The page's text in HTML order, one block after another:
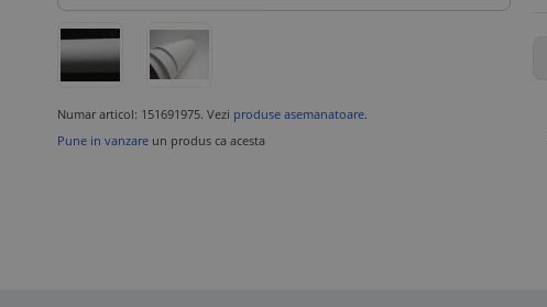
Numar articol: 151691975. Vezi produse asemanatoare.
Pune in vanzare un produs ca acesta